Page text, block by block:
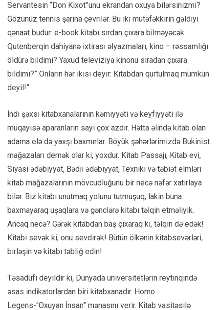
Servantesin “Don Kixot”unu ekrandan oxuya bilərsinizmi?
Gözünüz tennis şarına çevrilər. Bu iki mütəfəkkirin gəldiyi
qənaət budur: e-book kitabı sırdan çıxara bilməyəcək.
Qutenberqin dahiyanə ixtirası əlyazmaları, kino – rəssamlığı
öldürə bildimi? Yaxud televiziya kinonu sıradan çıxara
bildimi?” Onların hər ikisi deyir: Kitabdan qurtulmaq mümkün
deyil!”
İndi şəxsi kitabxanalarının kəmiyyəti və keyfiyyəti ilə
müqayisə aparanların sayı çox azdır. Hətta əlində kitab olan
adama elə də yaxşı baxmırlar. Böyük şəhərlərimizdə Bukinist
mağazaları demək olar ki, yoxdur. Kitab Passajı, Kitab evi,
Siyasi ədəbiyyat, Bədii ədəbiyyat, Texniki və təbiət elmləri
kitab mağazalarının mövcudluğunu bir necə nəfər xatırlaya
bilər. Biz kitabı unutmaq yolunu tutmuşuq, lakin buna
baxmayaraq uşaqlara və gənclərə kitabı təlqin etməliyik.
Ancaq necə? Gərək kitabdan baş çıxaraq ki, təlqin də edək!
Kitabı sevək ki, onu sevdirək! Bütün ölkənin kitabsevərləri,
birləşin və kitabı təbliğ edin!
Təsadüfi deyildir ki, Dünyada universitetlərin reytinqində
əsas indikatorlardan biri kitabxanadır. Homo
Legens-“Oxuyan İnsan” mənasını verir. Kitab vasitəsilə